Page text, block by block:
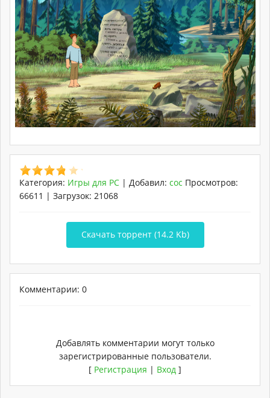
Категория: Игры для PC | Добавил: coc Просмотров:
66611 | Загрузок: 21068
Скачать торрент (14.2 Kb)
Комментарии: 0
Добавлять комментарии могут только
зарегистрированные пользователи.
[ Регистрация | Вход ]